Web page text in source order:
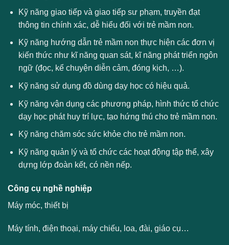
Kỹ năng giao tiếp và giao tiếp sư phạm, truyền đạt
thông tin chính xác, dễ hiểu đối với trẻ mầm non.
Kỹ năng hướng dẫn trẻ mầm non thực hiện các đơn vị
kiến thức như kĩ năng quan sát, kĩ năng phát triển ngôn
ngữ (đọc, kể chuyện diễn cảm, đóng kịch, …).
Kỹ năng sử dụng đồ dùng dạy học có hiệu quả.
Kỹ năng vận dụng các phương pháp, hình thức tổ chức
dạy học phát huy trí lực, tạo hứng thú cho trẻ mầm non.
Kỹ năng chăm sóc sức khỏe cho trẻ mầm non.
Kỹ năng quản lý và tổ chức các hoạt động tập thể, xây
dựng lớp đoàn kết, có nền nếp.
Công cụ nghề nghiệp
Máy móc, thiết bị
Máy tính, điện thoại, máy chiếu, loa, đài, giáo cụ…